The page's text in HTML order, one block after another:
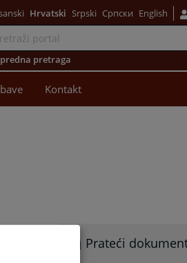
Hrvatski Srpski Српски English
pretraga
Kontakt
Prateći